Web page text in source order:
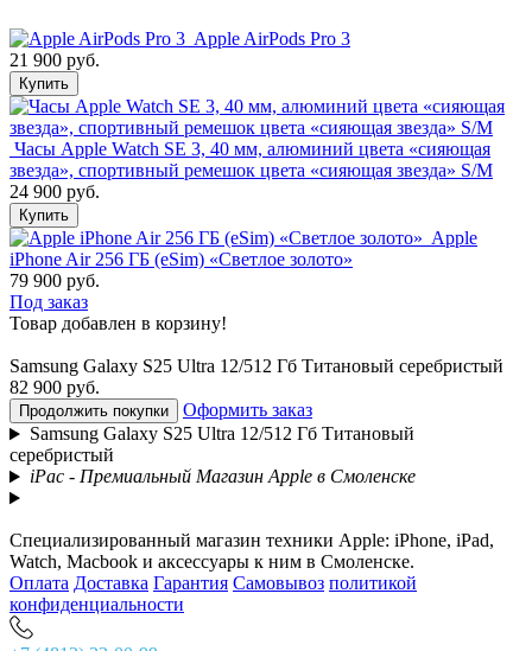
Apple AirPods Pro 3
21 900 руб.
Купить
Часы Apple Watch SE 3, 40 мм, алюминий цвета «сияющая
звезда», спортивный ремешок цвета «сияющая звезда» S/M
24 900 руб.
Купить
Apple
iPhone Air 256 ГБ (eSim) «Светлое золото»
79 900 руб.
Под заказ
Товар добавлен в корзину!
Samsung Galaxy S25 Ultra 12/512 Гб Титановый серебристый
82 900 руб.
Продолжить покупки
Оформить заказ
Samsung Galaxy S25 Ultra 12/512 Гб Титановый
серебристый
iPac - Премиальный Магазин Apple в Смоленске
Специализированный магазин техники Apple: iPhone, iPad,
Watch, Macbook и аксессуары к ним в Смоленске.
Оплата Доставка Гарантия Самовывоз политикой
конфиденциальности